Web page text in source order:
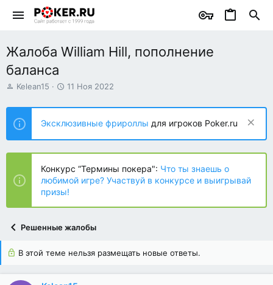
Жалоба William Hill, пополнение
баланса
А
т
о
р
т
е
ы
Kelean15
Д
т
н
а
ч
л
а
11 Ноя 2022
Эксклюзивные фрироллы для игроков Poker.ru
Конкурс “Термины покера": Что ты знаешь о
любимой игре? Участвуй в конкурсе и выигрывай
призы!
Решенные жалобы
В этой теме нельзя размещать новые ответы.